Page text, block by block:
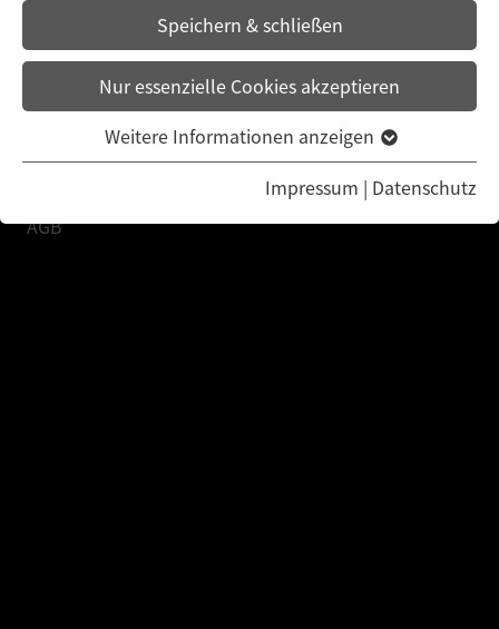
Speichern & schließen
Nur essenzielle Cookies akzeptieren
Weitere Informationen anzeigen
Impressum | Datenschutz
Ansprechpartner
Kontakt & Anfahrt
Rechtliches
AGB